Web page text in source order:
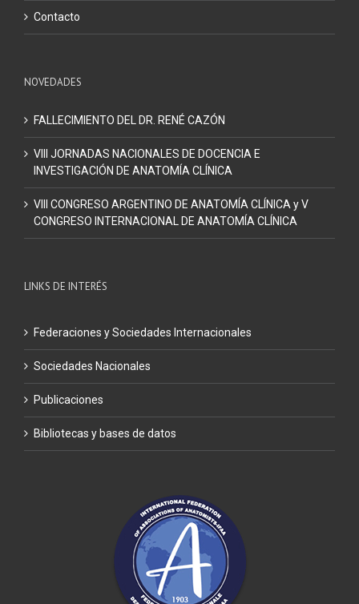
Contacto
NOVEDADES
FALLECIMIENTO DEL DR. RENÉ CAZÓN
VIII JORNADAS NACIONALES DE DOCENCIA E
INVESTIGACIÓN DE ANATOMÍA CLÍNICA
VIII CONGRESO ARGENTINO DE ANATOMÍA CLÍNICA y V
CONGRESO INTERNACIONAL DE ANATOMÍA CLÍNICA
LINKS DE INTERÉS
Federaciones y Sociedades Internacionales
Sociedades Nacionales
Publicaciones
Bibliotecas y bases de datos